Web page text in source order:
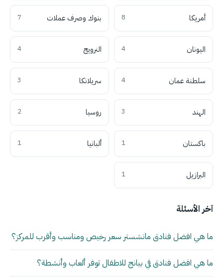
أمريكا 8 بنوك وصرف عملات 7
اليونان 4 النرويج 4
سلطنة عمان 4 سريلانكا 3
الهند 3 روسيا 2
باكستان 1 ألبانيا 1
البرازيل 1
آخر الأسئلة
ما هي افضل فنادق مانشستر سعر رخيص ومناسب وأقرب للمركز؟
ما هي افضل فنادق في بيانج للاطفال توفر ألعاب وأنشطة؟